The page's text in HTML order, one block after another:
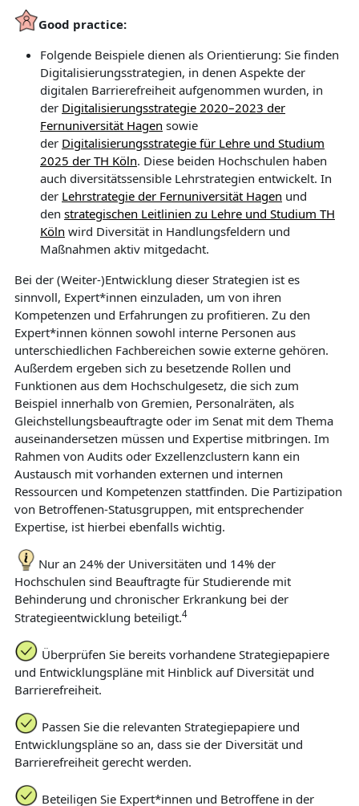
Good practice:
Folgende Beispiele dienen als Orientierung: Sie finden
Digitalisierungsstrategien, in denen Aspekte der
digitalen Barrierefreiheit aufgenommen wurden, in
der Digitalisierungsstrategie 2020–2023 der
Fernuniversität Hagen sowie
der Digitalisierungsstrategie für Lehre und Studium
2025 der TH Köln. Diese beiden Hochschulen haben
auch diversitätssensible Lehrstrategien entwickelt. In
der Lehrstrategie der Fernuniversität Hagen und
den strategischen Leitlinien zu Lehre und Studium TH
Köln wird Diversität in Handlungsfeldern und
Maßnahmen aktiv mitgedacht.
Bei der (Weiter-)Entwicklung dieser Strategien ist es
sinnvoll, Expert*innen einzuladen, um von ihren
Kompetenzen und Erfahrungen zu profitieren. Zu den
Expert*innen können sowohl interne Personen aus
unterschiedlichen Fachbereichen sowie externe gehören.
Außerdem ergeben sich zu besetzende Rollen und
Funktionen aus dem Hochschulgesetz, die sich zum
Beispiel innerhalb von Gremien, Personalräten, als
Gleichstellungsbeauftragte oder im Senat mit dem Thema
auseinandersetzen müssen und Expertise mitbringen. Im
Rahmen von Audits oder Exzellenzclustern kann ein
Austausch mit vorhanden externen und internen
Ressourcen und Kompetenzen stattfinden. Die Partizipation
von Betroffenen-Statusgruppen, mit entsprechender
Expertise, ist hierbei ebenfalls wichtig.
Nur an 24% der Universitäten und 14% der
Hochschulen sind Beauftragte für Studierende mit
Behinderung und chronischer Erkrankung bei der
Strategieentwicklung beteiligt.4
Überprüfen Sie bereits vorhandene Strategiepapiere
und Entwicklungspläne mit Hinblick auf Diversität und
Barrierefreiheit.
Passen Sie die relevanten Strategiepapiere und
Entwicklungspläne so an, dass sie der Diversität und
Barrierefreiheit gerecht werden.
Beteiligen Sie Expert*innen und Betroffene in der